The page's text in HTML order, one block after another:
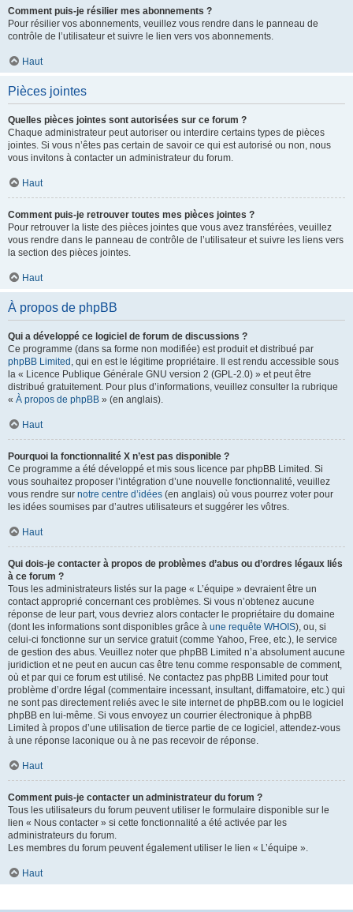
Comment puis-je résilier mes abonnements ?
Pour résilier vos abonnements, veuillez vous rendre dans le panneau de
contrôle de l’utilisateur et suivre le lien vers vos abonnements.
Haut
Pièces jointes
Quelles pièces jointes sont autorisées sur ce forum ?
Chaque administrateur peut autoriser ou interdire certains types de pièces
jointes. Si vous n’êtes pas certain de savoir ce qui est autorisé ou non, nous
vous invitons à contacter un administrateur du forum.
Haut
Comment puis-je retrouver toutes mes pièces jointes ?
Pour retrouver la liste des pièces jointes que vous avez transférées, veuillez
vous rendre dans le panneau de contrôle de l’utilisateur et suivre les liens vers
la section des pièces jointes.
Haut
À propos de phpBB
Qui a développé ce logiciel de forum de discussions ?
Ce programme (dans sa forme non modifiée) est produit et distribué par
phpBB Limited , qui en est le légitime propriétaire. Il est rendu accessible sous
la « Licence Publique Générale GNU version 2 (GPL-2.0) » et peut être
distribué gratuitement. Pour plus d’informations, veuillez consulter la rubrique
« À propos de phpBB » (en anglais).
Haut
Pourquoi la fonctionnalité X n’est pas disponible ?
Ce programme a été développé et mis sous licence par phpBB Limited. Si
vous souhaitez proposer l’intégration d’une nouvelle fonctionnalité, veuillez
vous rendre sur notre centre d’idées (en anglais) où vous pourrez voter pour
les idées soumises par d’autres utilisateurs et suggérer les vôtres.
Haut
Qui dois-je contacter à propos de problèmes d’abus ou d’ordres légaux liés
à ce forum ?
Tous les administrateurs listés sur la page « L’équipe » devraient être un
contact approprié concernant ces problèmes. Si vous n’obtenez aucune
réponse de leur part, vous devriez alors contacter le propriétaire du domaine
(dont les informations sont disponibles grâce à une requête WHOIS), ou, si
celui-ci fonctionne sur un service gratuit (comme Yahoo, Free, etc.), le service
de gestion des abus. Veuillez noter que phpBB Limited n’a absolument aucune
juridiction et ne peut en aucun cas être tenu comme responsable de comment,
où et par qui ce forum est utilisé. Ne contactez pas phpBB Limited pour tout
problème d’ordre légal (commentaire incessant, insultant, diffamatoire, etc.) qui
ne sont pas directement reliés avec le site internet de phpBB.com ou le logiciel
phpBB en lui-même. Si vous envoyez un courrier électronique à phpBB
Limited à propos d’une utilisation de tierce partie de ce logiciel, attendez-vous
à une réponse laconique ou à ne pas recevoir de réponse.
Haut
Comment puis-je contacter un administrateur du forum ?
Tous les utilisateurs du forum peuvent utiliser le formulaire disponible sur le
lien « Nous contacter » si cette fonctionnalité a été activée par les
administrateurs du forum.
Les membres du forum peuvent également utiliser le lien « L’équipe ».
Haut